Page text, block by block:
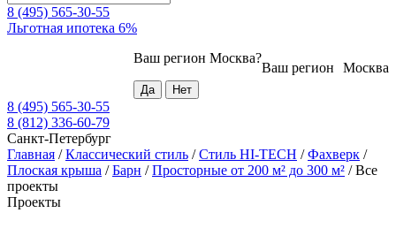
8 (495) 565-30-55
Льготная ипотека 6%
Москва
Ваш регион
Ваш регион Москва?
8 (495) 565-30-55
8 (812) 336-60-79
Санкт-Петербург
Главная /Классический стиль /Стиль HI-TECH /Фахверк /
Плоская крыша /Барн /Просторные от 200 м² до 300 м² /Все
проекты
Проекты